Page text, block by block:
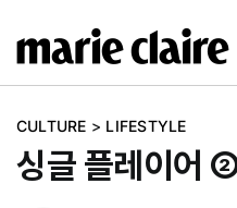
텐
건
너
CULTURE > LIFESTYLE
싱글 플레이어